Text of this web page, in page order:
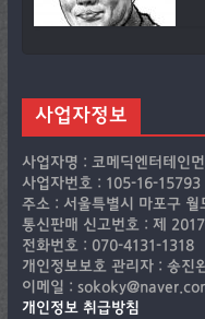
사업자정보
사업자명 : 코메딕엔터테인
사업자번호 : 105-16-15793
주소 : 서울특별시 마포구
통신판매 신고번호 : 제
전화번호 : 070-4131-1318
개인정보보호 관리자 : 송진
이메일 :
개인정보 취급방침